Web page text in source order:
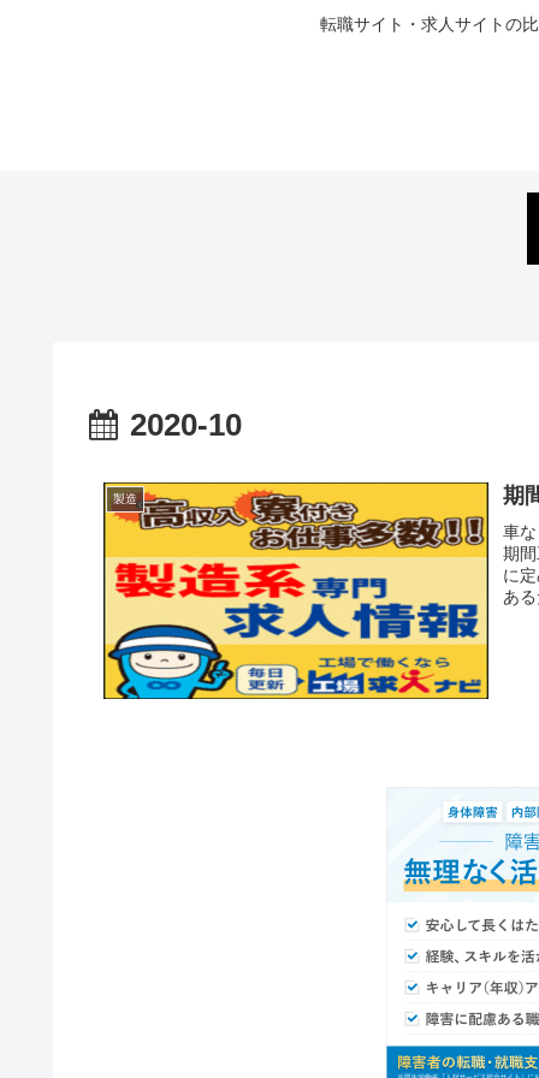
転職サイト・求人サイトの
2020-10
製造 期
車
期
に
あ